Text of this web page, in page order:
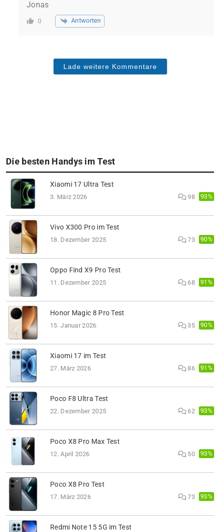
Jonas
0 Antworten
Lade weitere Kommentare
Die besten Handys im Test
Xiaomi 17 Ultra Test
3. März 2026 98 93%
Vivo X300 Pro im Test
18. Dezember 2025 73 90%
Oppo Find X9 Pro Test
11. Dezember 2025 68 91%
Honor Magic 8 Pro Test
15. Januar 2026 35 90%
Xiaomi 17 im Test
27. März 2026 86 91%
Poco F8 Ultra Test
22. Dezember 2025 62 93%
Poco X8 Pro Max Test
12. April 2026 50 93%
Poco X8 Pro Test
17. März 2026 73 93%
Redmi Note 15 5G im Test